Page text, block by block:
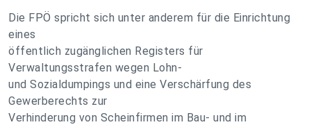
Die FPÖ spricht sich unter anderem für die Einrichtung
eines
öffentlich zugänglichen Registers für
Verwaltungsstrafen wegen Lohn-
und Sozialdumpings und eine Verschärfung des
Gewerberechts zur
Verhinderung von Scheinfirmen im Bau- und im